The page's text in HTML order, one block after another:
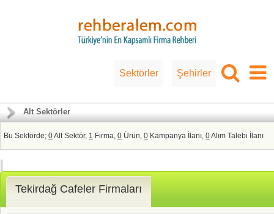
Sektörler Şehirler
Alt Sektörler
Bu Sektörde; 0Alt Sektör, 1 Firma, 0 Ürün, 0 Kampanya İlanı, 0Alım Talebi İlanı
Tekirdağ Cafeler Firmaları